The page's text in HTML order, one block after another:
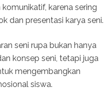
karena sering
dan presentasi karya seni.
seni rupa bukan hanya
konsep seni, tetapi juga
mengembangkan
siswa.